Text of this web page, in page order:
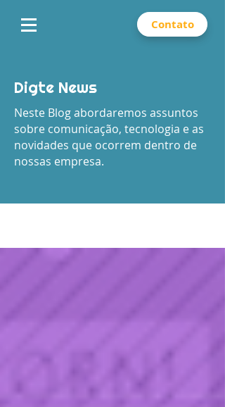
Contato
Digte News
Neste Blog abordaremos assuntos
sobre comunicação, tecnologia e as
novidades que ocorrem dentro de
nossas empresa.